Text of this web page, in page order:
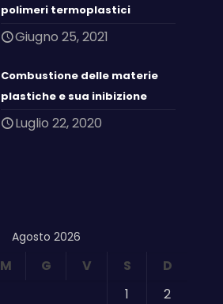
polimeri termoplastici
Giugno 25, 2021
Combustione delle materie
plastiche e sua inibizione
Luglio 22, 2020
Agosto 2026
M G V S
D
1
2